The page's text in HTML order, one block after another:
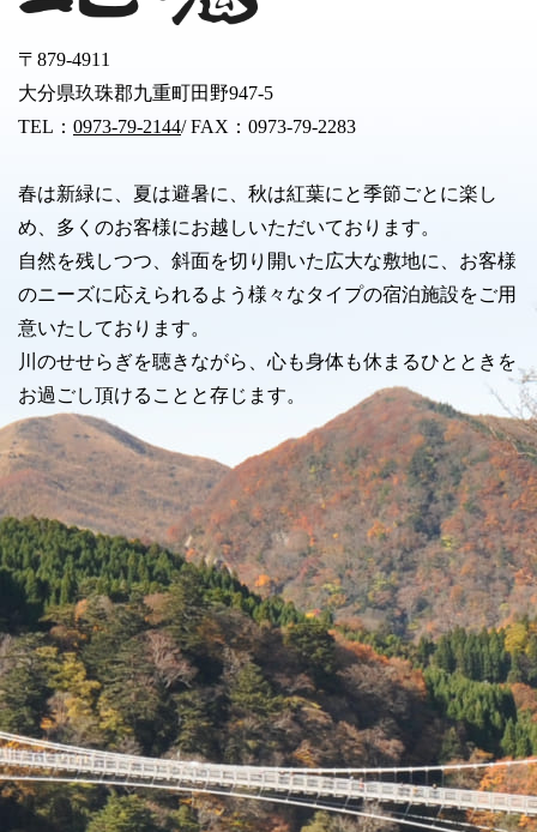
〒879-4911
大分県玖珠郡九重町田野947-5
TEL： 0973-79-2144/ FAX：0973-79-2283
春は新緑に、夏は避暑に、秋は紅葉にと季節ごとに楽し
め、多くのお客様にお越しいただいております。
自然を残しつつ、斜面を切り開いた広大な敷地に、お客様
のニーズに応えられるよう様々なタイプの宿泊施設をご用
意いたしております。
川のせせらぎを聴きながら、心も身体も休まるひとときを
お過ごし頂けることと存じます。